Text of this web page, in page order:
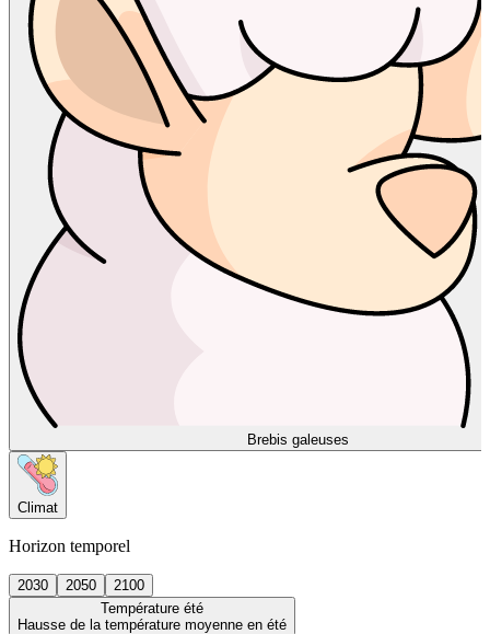
Brebis galeuses
Climat
Horizon temporel
2030 2050
2100
Température été
Hausse de la température moyenne en été